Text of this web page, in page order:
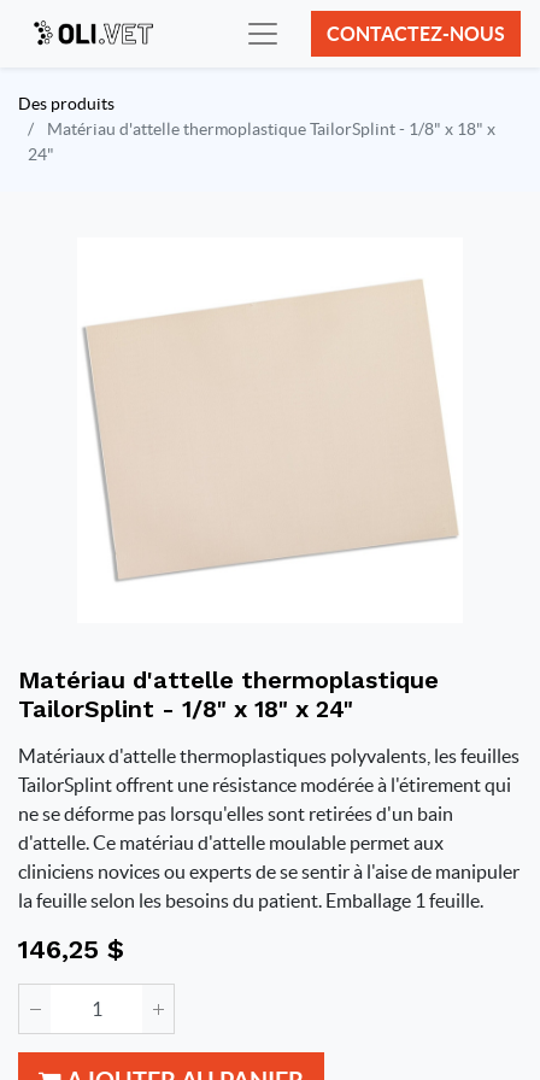
CONTACTEZ-NOUS
Des produits
Matériau d'attelle thermoplastique TailorSplint - 1/8" x 18" x
24"
Matériau d'attelle thermoplastique
TailorSplint - 1/8" x 18" x 24"
Matériaux d'attelle thermoplastiques polyvalents, les feuilles
TailorSplint offrent une résistance modérée à l'étirement qui
ne se déforme pas lorsqu'elles sont retirées d'un bain
d'attelle. Ce matériau d'attelle moulable permet aux
cliniciens novices ou experts de se sentir à l'aise de manipuler
la feuille selon les besoins du patient. Emballage 1 feuille.
146,25 $